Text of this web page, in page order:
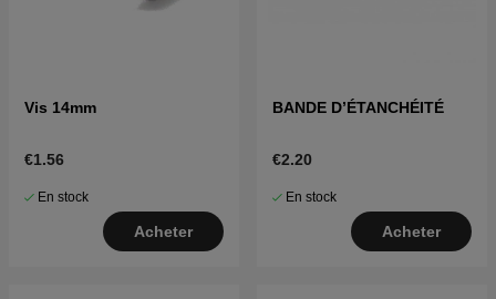
Vis 14mm
€1.56
En stock
Acheter
BANDE D’ÉTANCHÉITÉ
€2.20
En stock
Acheter